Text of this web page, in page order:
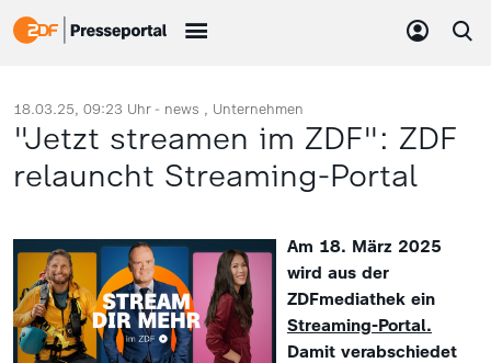
18.03.25, 09:23 Uhr - news Unternehmen
"Jetzt streamen im ZDF": ZDF
relauncht Streaming-Portal
Am 18. März 2025
wird aus der
ZDFmediathek ein
Streaming-Portal.
Damit verabschiedet